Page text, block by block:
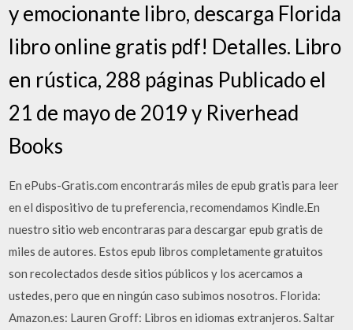
y emocionante libro, descarga Florida
libro online gratis pdf! Detalles. Libro
en rústica, 288 páginas Publicado el
21 de mayo de 2019 y Riverhead
Books
En ePubs-Gratis.com encontrarás miles de epub gratis para leer
en el dispositivo de tu preferencia, recomendamos Kindle.En
nuestro sitio web encontraras para descargar epub gratis de
miles de autores. Estos epub libros completamente gratuitos
son recolectados desde sitios públicos y los acercamos a
ustedes, pero que en ningún caso subimos nosotros. Florida:
Amazon.es: Lauren Groff: Libros en idiomas extranjeros. Saltar